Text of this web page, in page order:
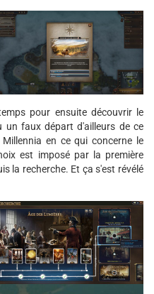
pour ensuite découvrir le
un faux départ d'ailleurs de ce
en ce qui concerne le
est imposé par la première
la recherche. Et ça s'est révélé